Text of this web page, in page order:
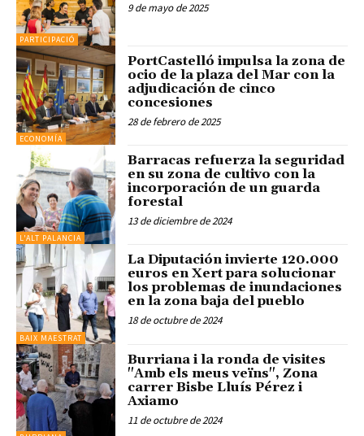
PARTICIPACIÓ
9 de mayo de 2025
ECONOMÍA
PortCastelló impulsa la zona de
ocio de la plaza del Mar con la
adjudicación de cinco
concesiones
28 de febrero de 2025
L'ALT PALANCIA
Barracas refuerza la seguridad
en su zona de cultivo con la
incorporación de un guarda
forestal
13 de diciembre de 2024
BAIX MAESTRAT
La Diputación invierte 120.000
euros en Xert para solucionar
los problemas de inundaciones
en la zona baja del pueblo
18 de octubre de 2024
Burriana i la ronda de visites
"Amb els meus veïns", Zona
carrer Bisbe Lluís Pérez i
Axiamo
11 de octubre de 2024